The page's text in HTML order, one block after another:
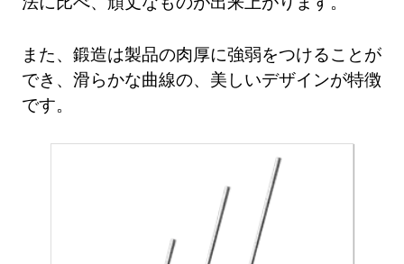
また、鍛造は製品の肉厚に強弱をつけることが
でき、滑らかな曲線の、美しいデザインが特徴
です。